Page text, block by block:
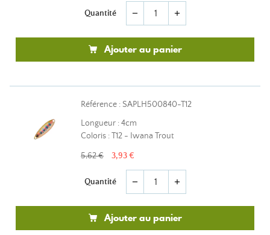
Quantité remove add
Ajouter au panier
Référence : SAPLH500840-T12
Longueur : 4cm
Coloris : T12 - Iwana Trout
5,62 € 3,93 €
Quantité remove add
Ajouter au panier